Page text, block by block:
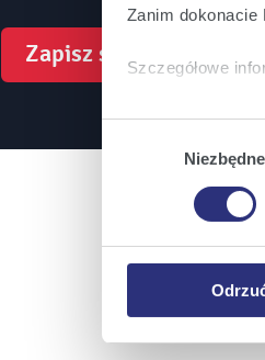
Zanim dokonacie
Szczegółowe
Klikając
urządzeniu.
Klikając
plików cookie
Niezbędne
Zapisz się